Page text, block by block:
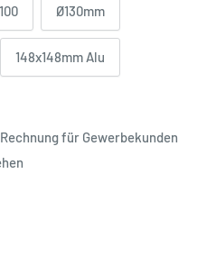
Ø130mm
148x148mm Alu
für Gewerbekunden